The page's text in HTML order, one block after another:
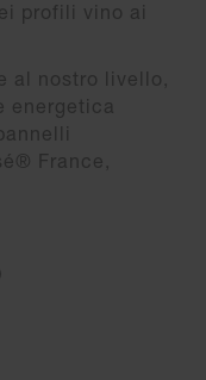
profili vino ai
al nostro livello,
energetica
France,
i tuoi